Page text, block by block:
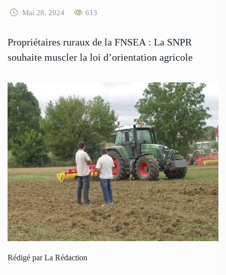
Mai 28, 2024 613
Propriétaires ruraux de la FNSEA : La SNPR
souhaite muscler la loi d’orientation agricole
Rédigé par La Rédaction